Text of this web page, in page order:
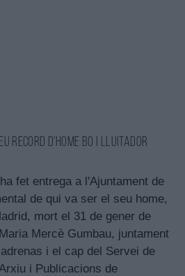
record d'home bo i lluitador
fet entrega a l'Ajuntament de
de qui va ser el seu home,
mort el 31 de gener de
Mercè Gumbau, juntament
i el cap del Servei de
i Publicacions de